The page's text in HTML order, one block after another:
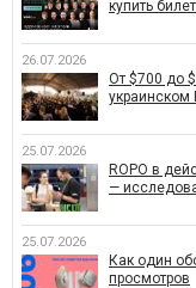
купить
26.07.2026
От $700 до
украинском
25.07.2026
ROPO в
—
25.07.2026
Как один
просмотров